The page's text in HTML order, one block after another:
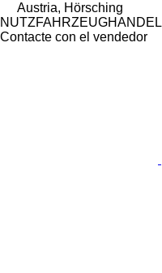
Austria, Hörsching
NUTZFAHRZEUGHANDEL
Contacte con el vendedor